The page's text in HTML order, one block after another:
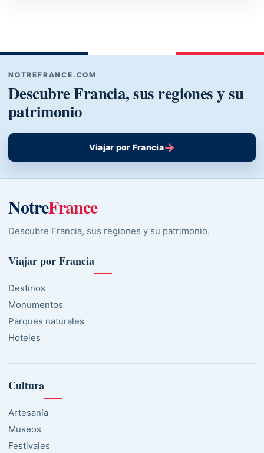
NOTREFRANCE.COM
Descubre Francia, sus regiones y su
patrimonio
Viajar por Francia→
NotreFrance
Descubre Francia, sus regiones y su patrimonio.
Viajar por Francia
Destinos
Monumentos
Parques naturales
Hoteles
Cultura
Artesanía
Museos
Festivales